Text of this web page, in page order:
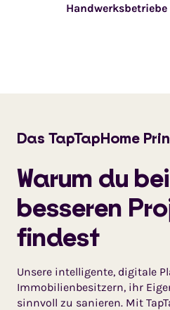
Das TapTapHome
Warum du
besseren
findest
Unsere intelligente, digitale
Immobilienbesitzern, ihr
sinnvoll zu sanieren. Mit